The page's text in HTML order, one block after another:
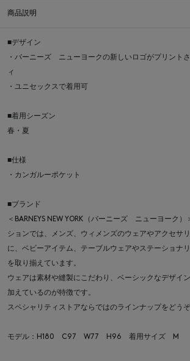
商品説明
■デザイン
・バーニーズ ニューヨークの新しいロゴがプリント
ィ
・ユニセックスで着用可
■着用シーズン
春・夏
■仕様
・カンガルーポケット
■ブランド
＜BARNEYS NEW YORK（バーニーズ ニューヨーク）
ションでは、メンズ、ウィメンズのウェアやアクセサ
に、ベビーアイテム、テーブルウェアやステーショナ
を取り揃えています。
ウェアは素材や縫製にこだわり、ベーシックなデザイ
加えているのが特徴です。
スペシャリティストアならではのラインナップをどう
モデル：H180 C97 W77 H96 着用サイズ M